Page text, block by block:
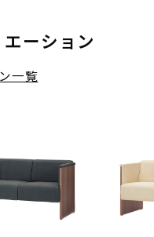
ーション
一覧